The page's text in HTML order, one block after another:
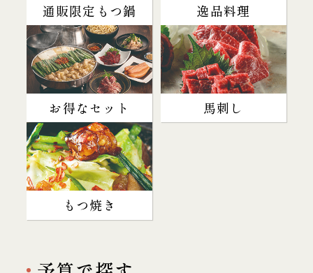
通販限定もつ鍋 逸品料理
お得なセット 馬刺し
もつ焼き